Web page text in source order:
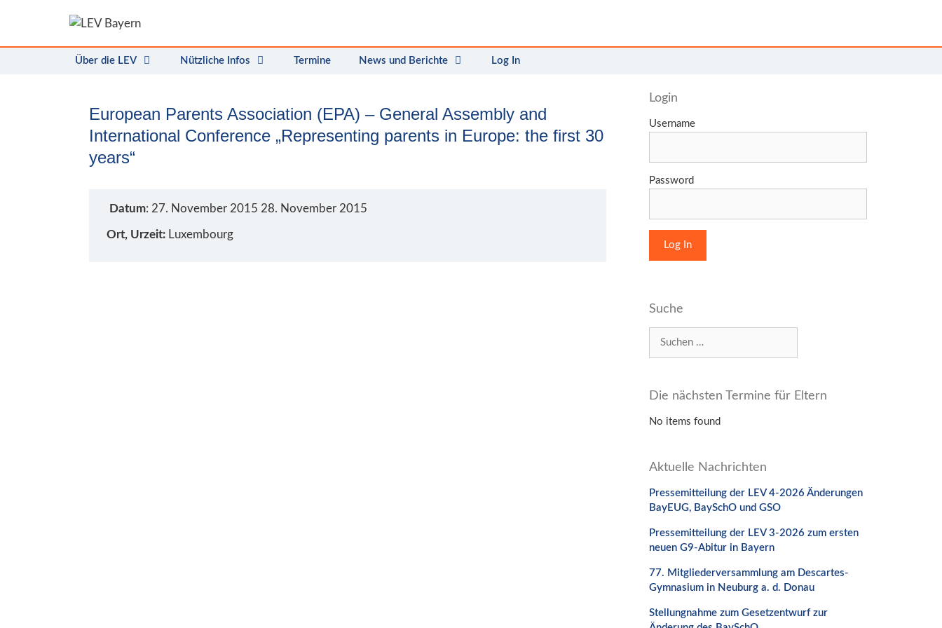
Über die LEV Nützliche Infos Termine News und Berichte Log In
European Parents Association (EPA) – General Assembly and
International Conference „Representing parents in Europe: the first 30
years“
Datum: 27. November 2015 28. November 2015
Ort, Urzeit: Luxembourg
Login
Username
Password
Suche
Die nächsten Termine für Eltern
No items found
Aktuelle Nachrichten
Pressemitteilung der LEV 4-2026 Änderungen
BayEUG, BaySchO und GSO
Pressemitteilung der LEV 3-2026 zum ersten
neuen G9-Abitur in Bayern
77. Mitgliederversammlung am Descartes-
Gymnasium in Neuburg a. d. Donau
Stellungnahme zum Gesetzentwurf zur